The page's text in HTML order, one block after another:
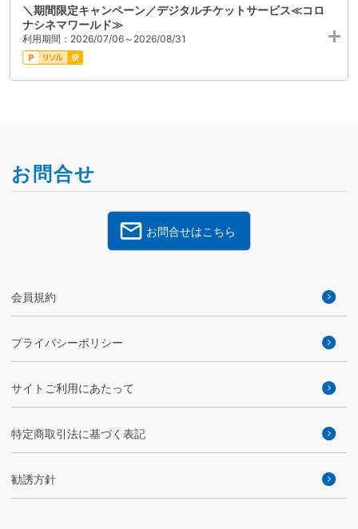
＼期間限定キャンペーン／デジタルチケットサービス≪コロ
ナシネマワールド≫
利用期間：2026/07/06～2026/08/31
お問合せ
お問合せはこちら
会員規約
プライバシーポリシー
サイトご利用にあたって
特定商取引法に基づく表記
勧誘方針